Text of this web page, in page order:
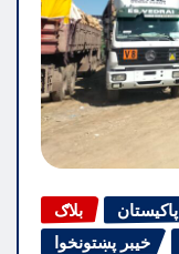
بلاګ پاکیستان
خیبر پښتونخوا